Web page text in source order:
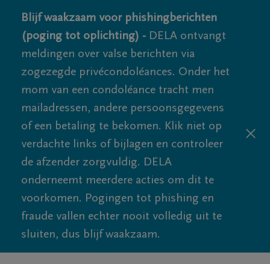
Blijf waakzaam voor phishingberichten
(poging tot oplichting) - DELA ontvangt
meldingen over valse berichten via
zogezegde privécondoléances. Onder het
mom van een condoléance tracht men
mailadressen, andere persoonsgegevens
of een betaling te bekomen. Klik niet op
verdachte links of bijlagen en controleer
de afzender zorgvuldig. DELA
onderneemt meerdere acties om dit te
voorkomen. Pogingen tot phishing en
fraude vallen echter nooit volledig uit te
sluiten, dus blijf waakzaam.